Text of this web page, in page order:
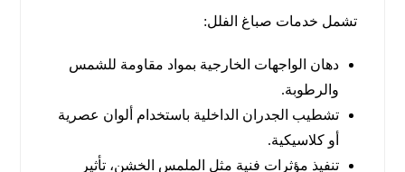
تشمل خدمات صباغ الفلل:
دهان الواجهات الخارجية بمواد مقاومة للشمس
والرطوبة.
تشطيب الجدران الداخلية باستخدام ألوان عصرية
أو كلاسيكية.
تنفيذ مؤثرات فنية مثل الملمس الخشن، تأثير